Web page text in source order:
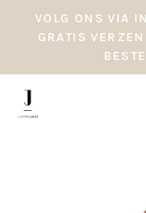
VOLG ONS VIA
GRATIS